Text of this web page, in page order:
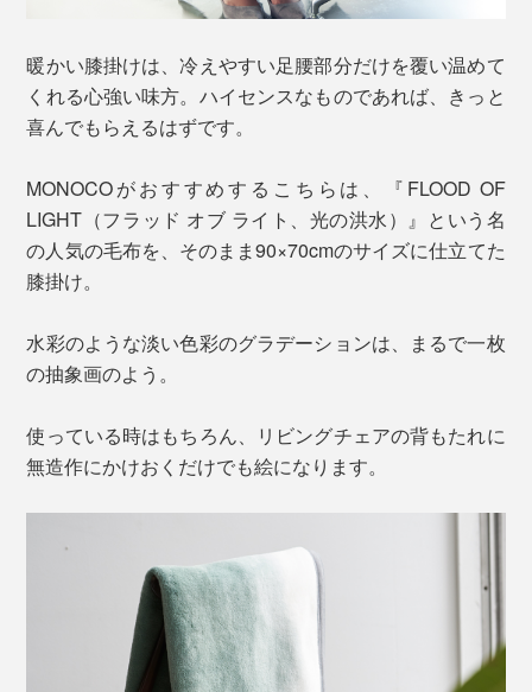
暖かい膝掛けは、冷えやすい足腰部分だけを覆い温めて
くれる心強い味方。ハイセンスなものであれば、きっと
喜んでもらえるはずです。
MONOCOがおすすめするこちらは、『FLOOD OF
LIGHT（フラッド オブ ライト、光の洪水）』という名
の人気の毛布を、そのまま90×70cmのサイズに仕立てた
膝掛け。
水彩のような淡い色彩のグラデーションは、まるで一枚
の抽象画のよう。
使っている時はもちろん、リビングチェアの背もたれに
無造作にかけおくだけでも絵になります。